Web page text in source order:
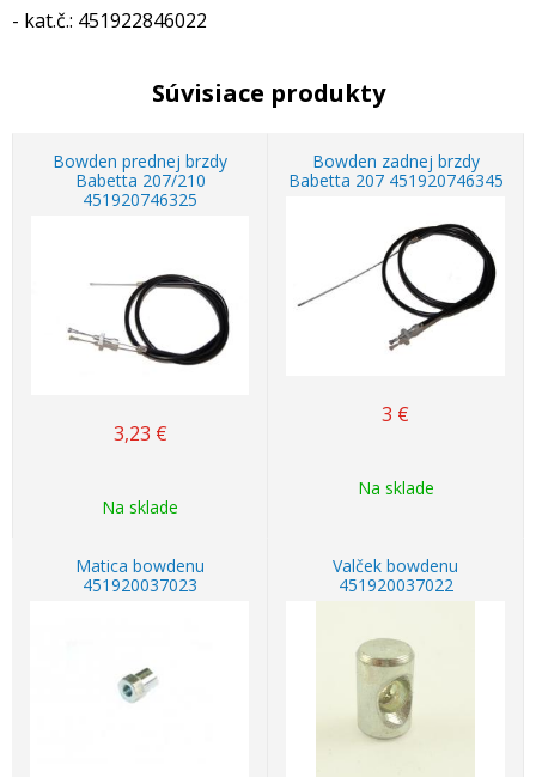
- kat.č.: 451922846022
Súvisiace produkty
Bowden prednej brzdy
Babetta 207/210
451920746325
3,23 €
Na sklade
Bowden zadnej brzdy
Babetta 207 451920746345
3 €
Na sklade
Matica bowdenu
451920037023
Valček bowdenu
451920037022